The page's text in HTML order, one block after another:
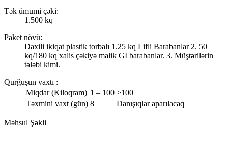
Tək ümumi çəki:
1.500 kq
Paket növü:
Daxili ikiqat plastik torbalı 1.25 kq Lifli Barabanlar 2. 50
kq/180 kq xalis çəkiyə malik GI barabanlar. 3. Müştərilərin
tələbi kimi.
Qurğuşun vaxtı :
Miqdar (Kiloqram) 1 – 100 >100
Təxmini vaxt (gün) 8 Danışıqlar aparılacaq
Məhsul Şəkli